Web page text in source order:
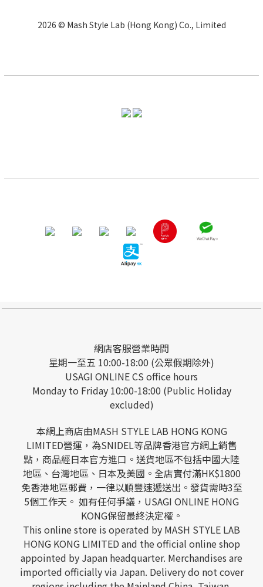
2026 © Mash Style Lab (Hong Kong) Co., Limited
網店客服營業時間
星期一至五 10:00-18:00 (公眾假期除外)
USAGI ONLINE CS office hours
Monday to Friday 10:00-18:00 (Public Holiday
excluded)
本網上商店由MASH STYLE LAB HONG KONG
LIMITED營運，為SNIDEL等品牌香港官方網上銷售
點，商品經日本官方進口。送貨地區不包括中國大陸
地區、台灣地區、日本及美國。全店實付滿HK$1800
免香港地區郵費，一律以順豐速遞送出。發貨需時3至
5個工作天。 如有任何爭議，USAGI ONLINE HONG
KONG保留最終決定權。
This online store is operated by MASH STYLE LAB
HONG KONG LIMITED and the official online shop
appointed by Japan headquarter. Merchandises are
imported officially via Japan. Delivery do not cover